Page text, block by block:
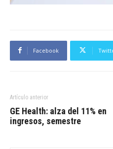
Facebook
Artículo anterior
GE Health: alza del 11% en
ingresos, semestre